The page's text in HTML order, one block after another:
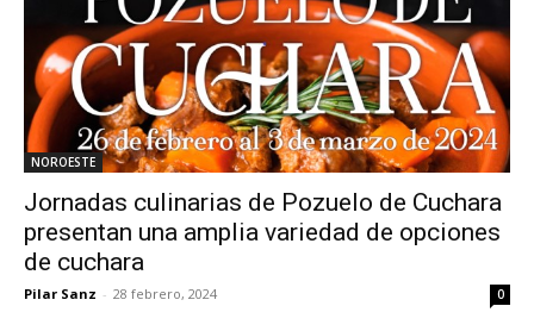
NOROESTE
Jornadas culinarias de Pozuelo de Cuchara
presentan una amplia variedad de opciones
de cuchara
Pilar Sanz - 28 febrero, 2024 0